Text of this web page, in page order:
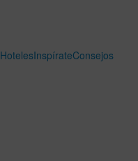
HotelesInspírateConsejos